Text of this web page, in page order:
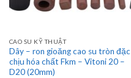
CAO SU KỸ THUẬT
Dây – ron gioăng cao su tròn đặc
chịu hóa chất Fkm – Vitoni 20 –
D20 (20mm)